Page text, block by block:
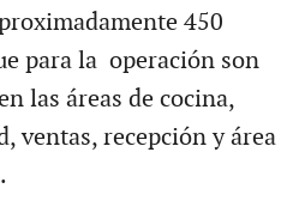
450
para la operación son
las áreas de cocina,
ventas, recepción y área